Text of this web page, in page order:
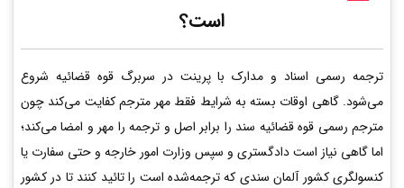
است؟
ترجمه رسمی اسناد و مدارک با پرینت در سربرگ قوه قضائیه شروع
می‌شود. گاهی اوقات بسته به شرایط فقط مهر مترجم کفایت می‌کند چون
مترجم رسمی قوه قضائیه سند را برابر اصل و ترجمه را مهر و امضا می‌کند؛
اما گاهی نیاز است دادگستری و سپس وزارت امور خارجه و حتی سفارت یا
کنسولگری کشور آلمان سندی که ترجمه‌شده است را تائید کنند تا در کشور